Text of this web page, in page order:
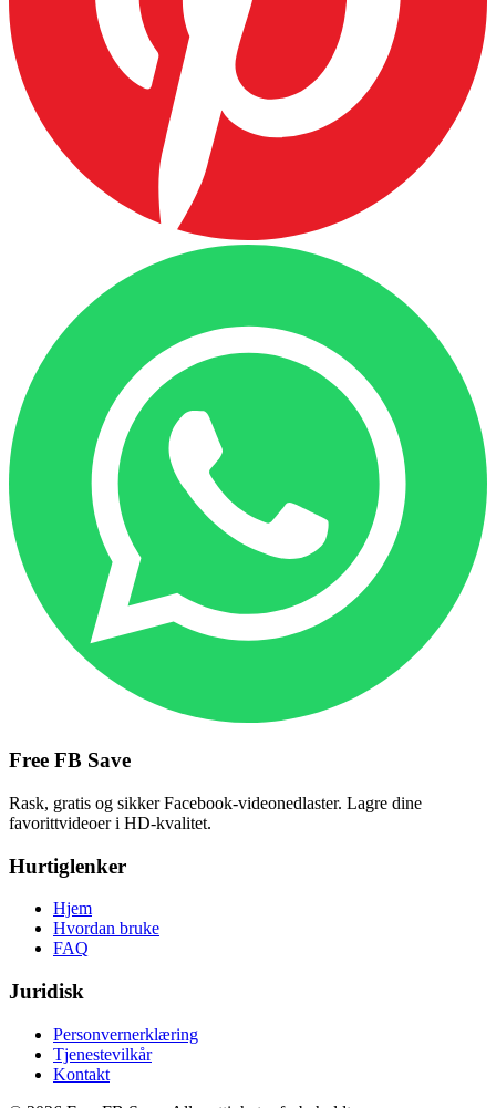
Free FB Save
Rask, gratis og sikker Facebook-videonedlaster. Lagre dine
favorittvideoer i HD-kvalitet.
Hurtiglenker
Hjem
Hvordan bruke
FAQ
Juridisk
Personvernerklæring
Tjenestevilkår
Kontakt